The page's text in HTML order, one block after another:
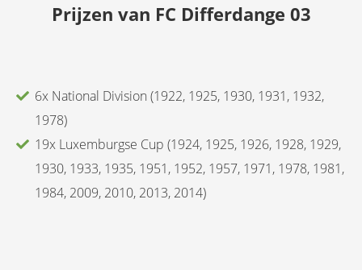
Prijzen van FC Differdange 03
6x National Division (1922, 1925, 1930, 1931, 1932,
1978)
19x Luxemburgse Cup (1924, 1925, 1926, 1928, 1929,
1930, 1933, 1935, 1951, 1952, 1957, 1971, 1978, 1981,
1984, 2009, 2010, 2013, 2014)